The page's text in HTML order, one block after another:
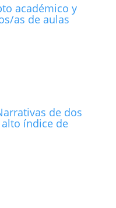
académico y
as de aulas
de dos
índice de